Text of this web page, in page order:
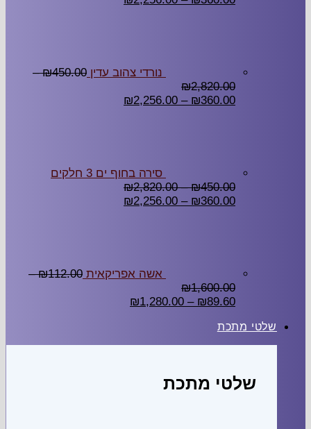
נורדי צהוב עדין ₪450.00
–
₪2,820.00
₪360.00
–
₪2,256.00
סירה בחוף ים 3 חלקים
₪450.00
–
₪2,820.00
₪360.00
–
₪2,256.00
אשה אפריקאית ₪112.00
–
₪1,600.00
₪89.60
–
₪1,280.00
שלטי מתכת
שלטי מתכת